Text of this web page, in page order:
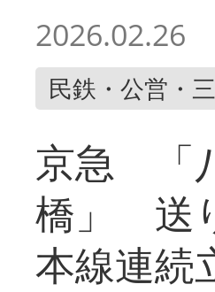
2026.02.26
民鉄・公営・
京急 「
橋」 送
本線連続